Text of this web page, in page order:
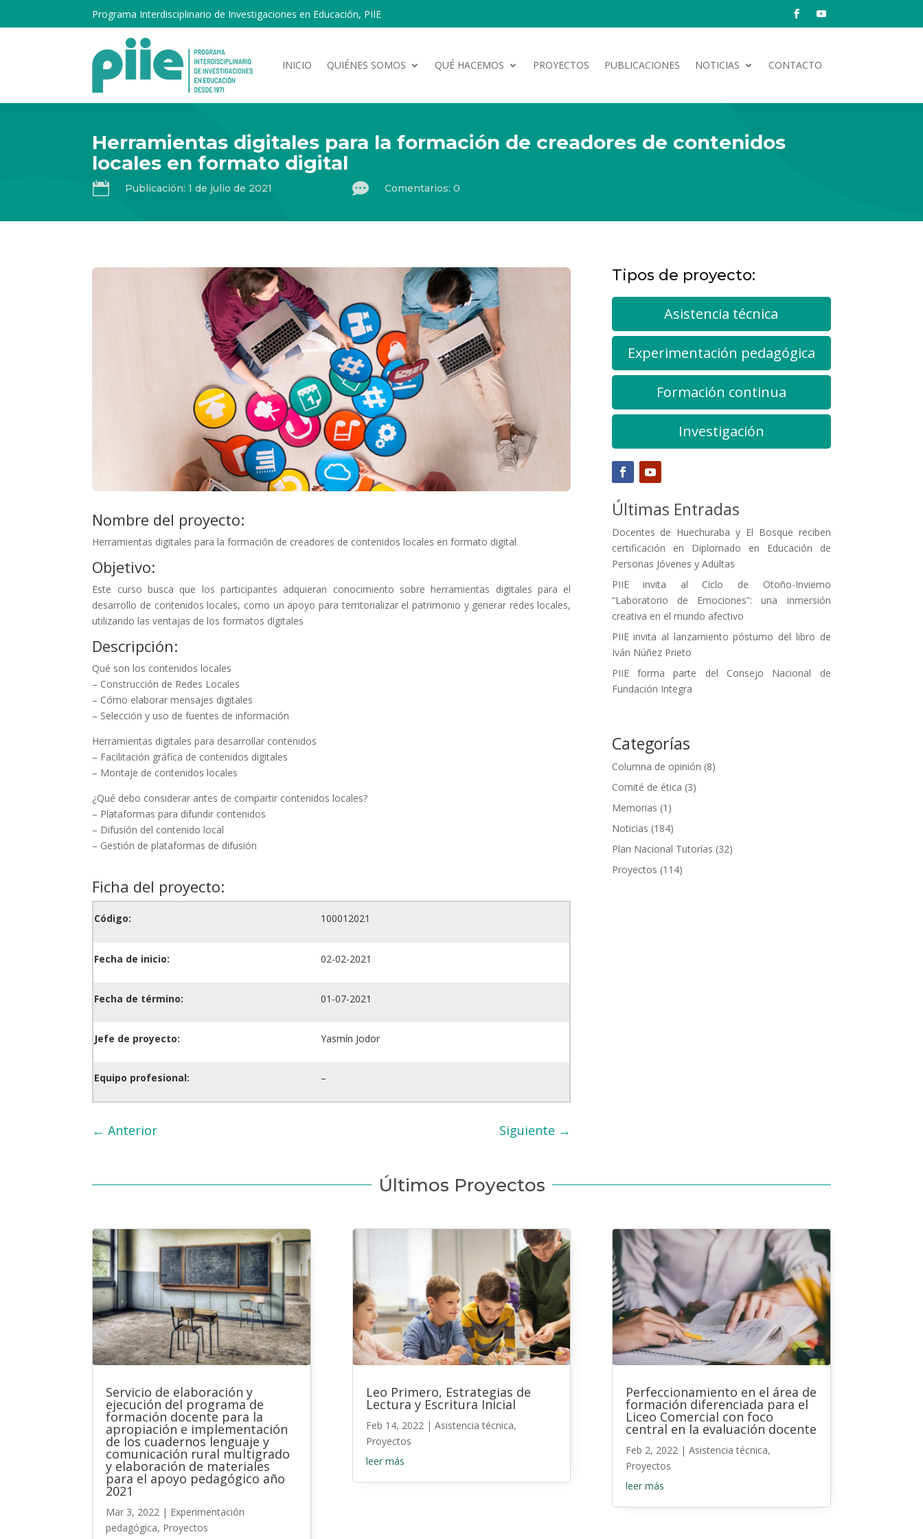
Programa Interdisciplinario de Investigaciones en Educación, PIIE
INICIO QUIÉNES SOMOS QUÉ HACEMOS PROYECTOS PUBLICACIONES NOTICIAS CONTACTO
Herramientas digitales para la formación de creadores de contenidos
locales en formato digital
 Publicación: 1 de julio de 2021  Comentarios: 0
Nombre del proyecto:
Herramientas digitales para la formación de creadores de contenidos locales en formato digital
Objetivo:
Este curso busca que los participantes adquieran conocimiento sobre herramientas digitales para el
desarrollo de contenidos locales, como un apoyo para territorializar el patrimonio y generar redes locales,
utilizando las ventajas de los formatos digitales
Descripción:
Qué son los contenidos locales
– Construcción de Redes Locales
– Cómo elaborar mensajes digitales
– Selección y uso de fuentes de información
Herramientas digitales para desarrollar contenidos
– Facilitación gráfica de contenidos digitales
– Montaje de contenidos locales
¿Qué debo considerar antes de compartir contenidos locales?
– Plataformas para difundir contenidos
– Difusión del contenido local
– Gestión de plataformas de difusión
Ficha del proyecto:
Código: 100012021
Fecha de inicio: 02-02-2021
Fecha de término: 01-07-2021
Jefe de proyecto: Yasmín Jodor
Equipo profesional: –
←Anterior Siguiente →
Tipos de proyecto:
Asistencia técnica
Experimentación pedagógica
Formación continua
Investigación
Últimas Entradas
Docentes de Huechuraba y El Bosque reciben
certificación en Diplomado en Educación de
Personas Jóvenes y Adultas
PIIE invita al Ciclo de Otoño-Invierno
“Laboratorio de Emociones”: una inmersión
creativa en el mundo afectivo
PIIE invita al lanzamiento póstumo del libro de
Iván Núñez Prieto
PIIE forma parte del Consejo Nacional de
Fundación Integra
Categorías
Columna de opinión (8)
Comité de ética (3)
Memorias (1)
Noticias (184)
Plan Nacional Tutorías (32)
Proyectos (114)
Últimos Proyectos
Servicio de elaboración y
ejecución del programa de
formación docente para la
apropiación e implementación
de los cuadernos lenguaje y
comunicación rural multigrado
y elaboración de materiales
para el apoyo pedagógico año
2021
Mar 3, 2022 | Experimentación
pedagógica, Proyectos
Leo Primero, Estrategias de
Lectura y Escritura Inicial
Feb 14, 2022| Asistencia técnica,
Proyectos
leer más
Perfeccionamiento en el área de
formación diferenciada para el
Liceo Comercial con foco
central en la evaluación docente
Feb 2, 2022| Asistencia técnica,
Proyectos
leer más